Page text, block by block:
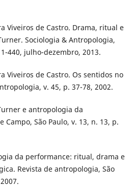
Viveiros de Castro. Drama, ritual e
Sociologia & Antropologia,
440, julho-dezembro, 2013.
Viveiros de Castro. Os sentidos no
v. 45, p. 37-78, 2002.
e antropologia da
Campo, São Paulo, v. 13, n. 13, p.
da performance: ritual, drama e
Revista de antropologia, São